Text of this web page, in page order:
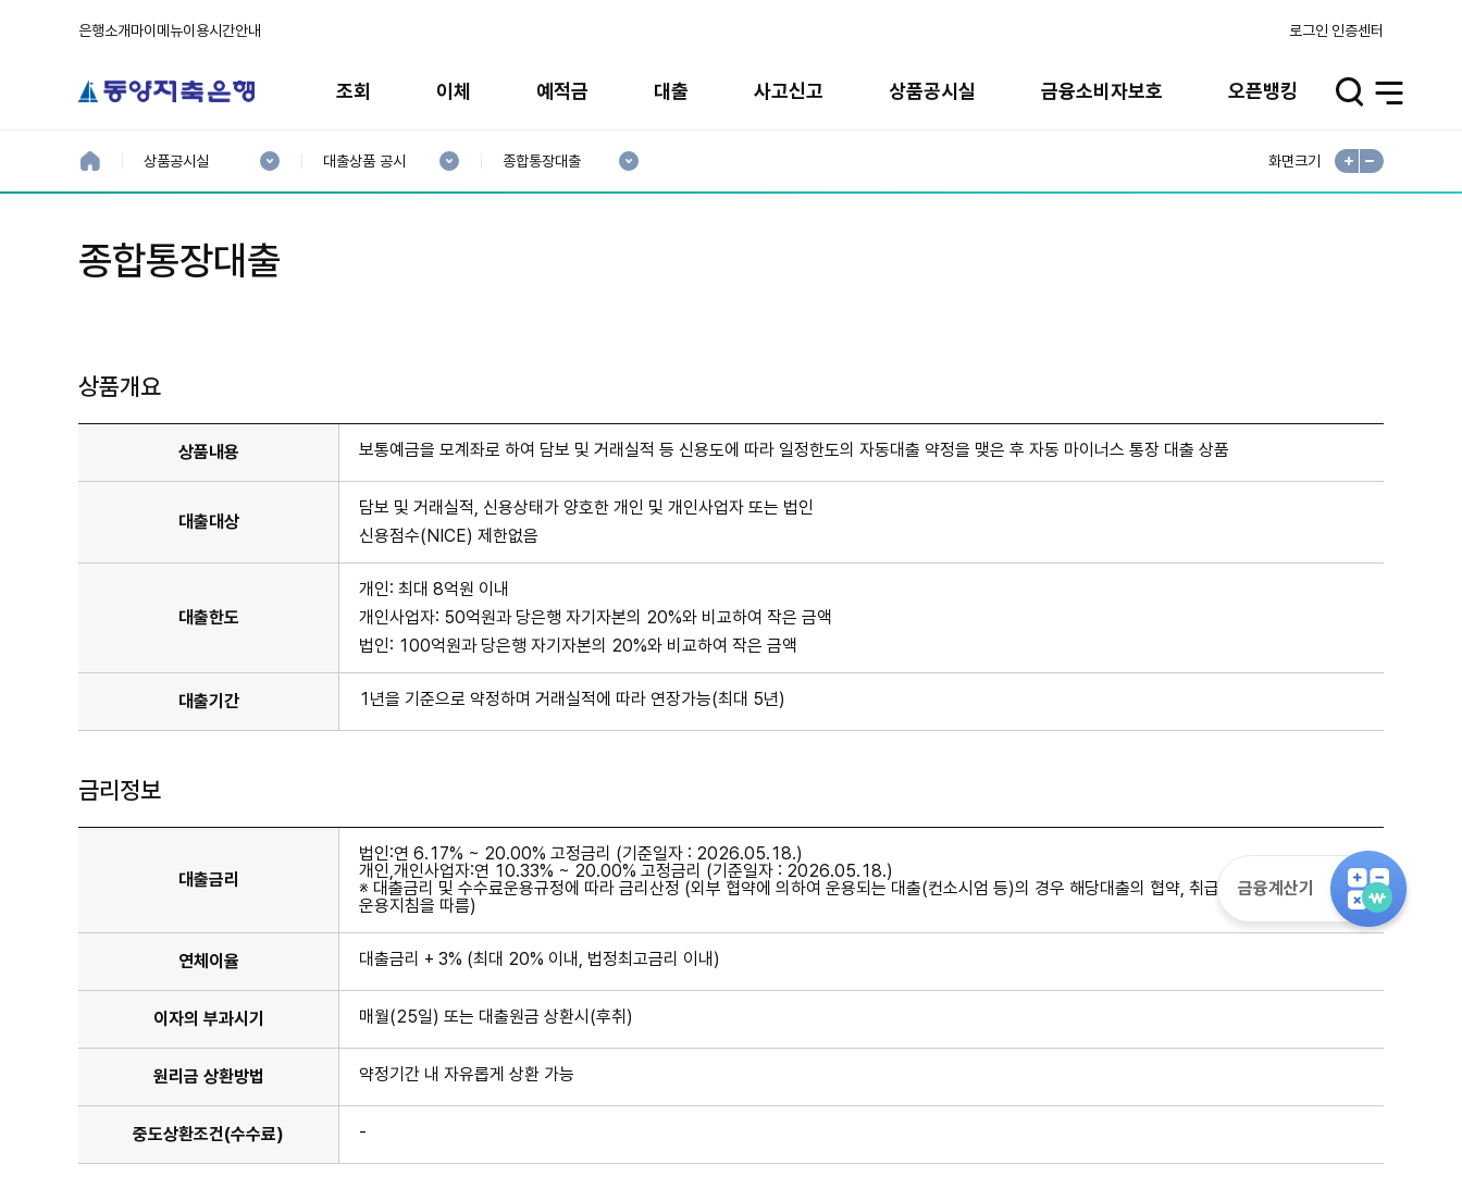
은행소개마이메뉴이용시간안내 로그인 인증센터
조회 이체 예적금 대출 사고신고 상품공시실 금융소비자보호 오픈뱅킹
검
색
전
체
홈
재
1
류
상품공시실
재
2
류
대출상품 공시
재
3
류
종합통장대출 화면크기
확
대
축
소
종합통장대출
상품개요
상품내용 보통예금을 모계좌로 하여 담보 및 거래실적 등 신용도에 따라 일정한도의 자동대출 약정을 맺은 후 자동 마이너스 통장 대출 상품
대출대상
담보 및 거래실적, 신용상태가 양호한 개인 및 개인사업자 또는 법인
신용점수(NICE) 제한없음
대출한도
개인: 최대 8억원 이내
개인사업자: 50억원과 당은행 자기자본의 20%와 비교하여 작은 금액
법인: 100억원과 당은행 자기자본의 20%와 비교하여 작은 금액
대출기간 1년을 기준으로 약정하며 거래실적에 따라 연장가능(최대 5년)
금리정보
대출금리
법인:연 6.17% ~ 20.00% 고정금리 (기준일자 : 2026.05.18.)
개인,개인사업자:연 10.33% ~ 20.00% 고정금리 (기준일자 : 2026.05.18.)
※ 대출금리 및 수수료운용규정에 따라 금리산정 (외부 협약에 의하여 운용되는 대출(컨소시엄 등)의 경우 해당대출의 협약, 취급지침, 품의 등 각각의
운용지침을 따름)
연체이율 대출금리 + 3% (최대 20% 이내, 법정최고금리 이내)
이자의 부과시기 매월(25일) 또는 대출원금 상환시(후취)
원리금 상환방법 약정기간 내 자유롭게 상환 가능
중도상환조건(수수료) -
금융계산기